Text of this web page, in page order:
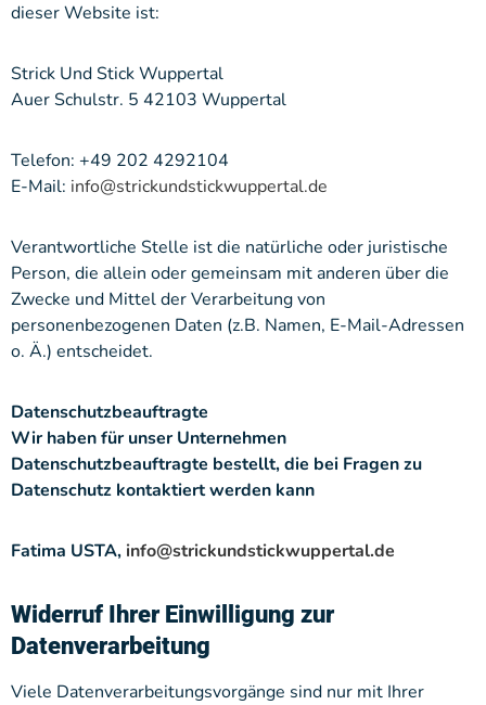
dieser Website ist:
Strick Und Stick Wuppertal
Auer Schulstr. 5 42103 Wuppertal
Telefon: +49 202 4292104
E-Mail: info@strickundstickwuppertal.de
Verantwortliche Stelle ist die natürliche oder juristische
Person, die allein oder gemeinsam mit anderen über die
Zwecke und Mittel der Verarbeitung von
personenbezogenen Daten (z.B. Namen, E-Mail-Adressen
o. Ä.) entscheidet.
Datenschutzbeauftragte
Wir haben für unser Unternehmen
Datenschutzbeauftragte bestellt, die bei Fragen zu
Datenschutz kontaktiert werden kann
Fatima USTA, info@strickundstickwuppertal.de
Widerruf Ihrer Einwilligung zur
Datenverarbeitung
Viele Datenverarbeitungsvorgänge sind nur mit Ihrer